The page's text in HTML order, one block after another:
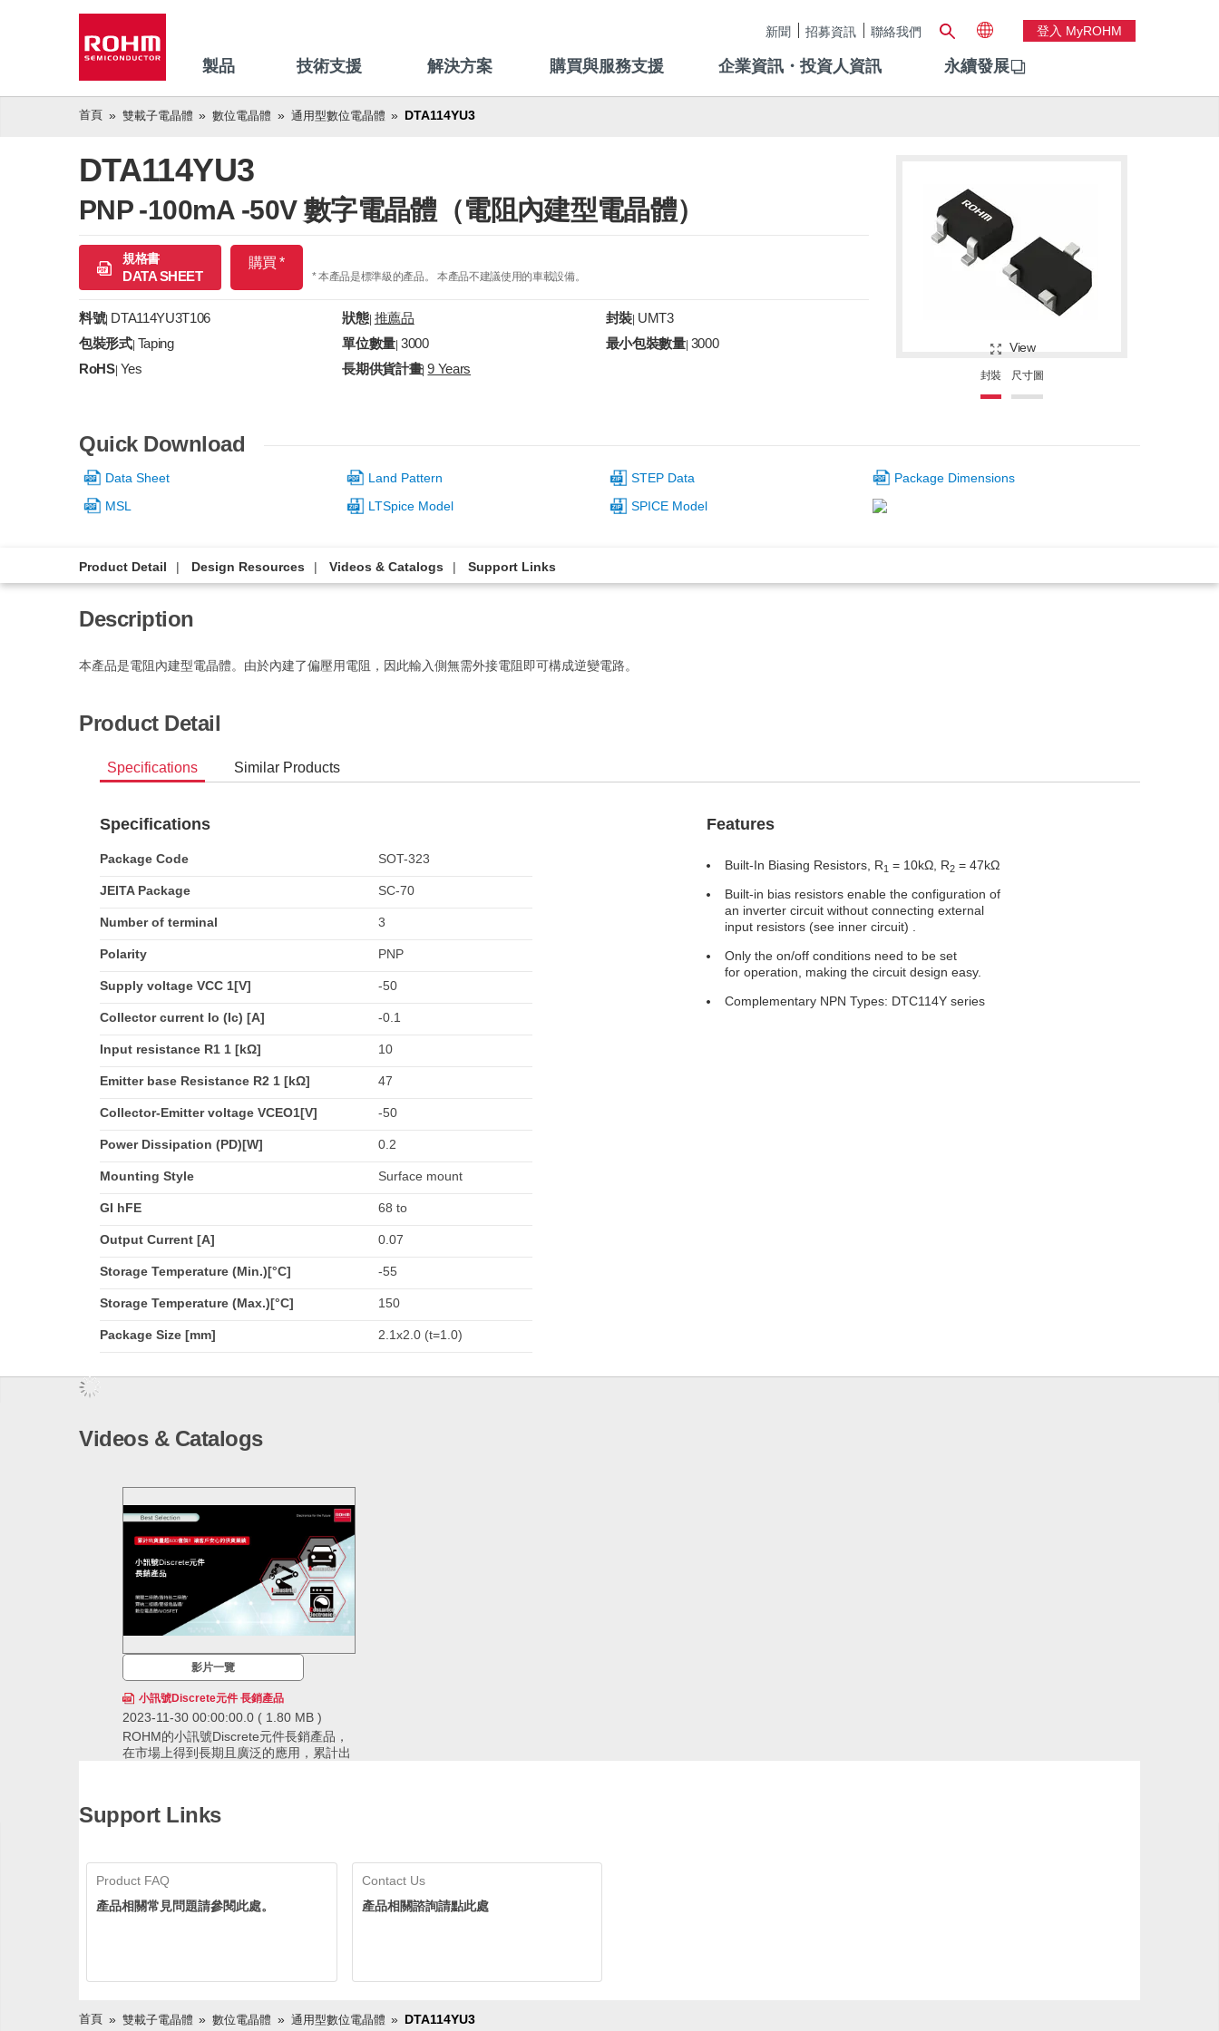
新聞 招募資訊 聯絡我們 登入 MyROHM
製品 技術支援 解決方案 購買與服務支援 企業資訊・投資人資訊 永續發展
首頁 雙載子電晶體 數位電晶體 通用型數位電晶體 DTA114YU3
DTA114YU3
PNP -100mA -50V 數字電晶體（電阻內建型電晶體）
規格書
DATA SHEET
購買 *
* 本產品是標準級的產品。 本產品不建議使用的車載設備。
料號| DTA114YU3T106 狀態| 推薦品 封裝 UMT3
包裝形式| Taping 單位數量 |3000 最小包裝數量| 3000
RoHS| Yes 長期供貨計畫|9 Years
View
封裝 尺寸圖
Quick Download
Data Sheet Land Pattern STEP Data
Package Dimensions
MSL
LTSpice Model SPICE Model
Product Detail Design Resources Videos & Catalogs Support Links
Description
本產品是電阻內建型電晶體。由於內建了偏壓用電阻，因此輸入側無需外接電阻即可構成逆變電路。
Product Detail
Specifications Similar Products
Specifications
Package Code SOT-323
JEITA Package SC-70
Number of terminal 3
Polarity PNP
Supply voltage VCC 1[V] -50
Collector current Io (Ic) [A] -0.1
Input resistance R1 1 [kΩ] 10
Emitter base Resistance R2 1 [kΩ] 47
Collector-Emitter voltage VCEO1[V] -50
Power Dissipation (PD)[W] 0.2
Mounting Style Surface mount
GI hFE 68 to
Output Current [A] 0.07
Storage Temperature (Min.)[°C] -55
Storage Temperature (Max.)[°C] 150
Package Size [mm] 2.1x2.0 (t=1.0)
Features
Built-In Biasing Resistors, R1 = 10kΩ, R2 = 47kΩ
Built-in bias resistors enable the configuration of
an inverter circuit without connecting external
input resistors (see inner circuit) .
Only the on/off conditions need to be set
for operation, making the circuit design easy.
Complementary NPN Types: DTC114Y series
Videos & Catalogs
影片一覽
小訊號Discrete元件 長銷產品
2023-11-30 00:00:00.0 ( 1.80 MB )
ROHM的小訊號Discrete元件長銷產品，
在市場上得到長期且廣泛的應用，累計出
放心採用。
600億個，擁有領先業界的供貨實績。ROHM透
Support Links
Product FAQ
產品相關常見問題請參閱此處。
Contact Us
產品相關諮詢請點此處
首頁 雙載子電晶體 數位電晶體 通用型數位電晶體 DTA114YU3